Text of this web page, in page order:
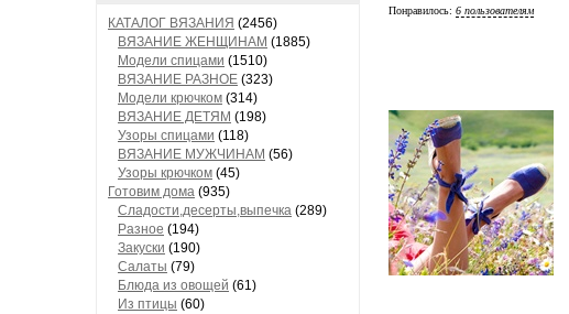
КАТАЛОГ ВЯЗАНИЯ (2456)
ВЯЗАНИЕ ЖЕНЩИНАМ (1885)
Модели спицами (1510)
ВЯЗАНИЕ РАЗНОЕ (323)
Модели крючком (314)
ВЯЗАНИЕ ДЕТЯМ (198)
Узоры спицами (118)
ВЯЗАНИЕ МУЖЧИНАМ (56)
Узоры крючком (45)
Готовим дома (935)
Сладости,десерты,выпечка (289)
Разное (194)
Закуски (190)
Салаты (79)
Блюда из овощей (61)
Из птицы (60)
Понравилось: 6 пользователям